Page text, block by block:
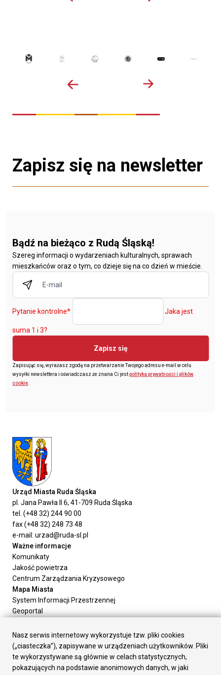
Zapisz się na newsletter
Bądź na bieżąco z Rudą Śląską!
Szereg informacji o wydarzeniach kulturalnych, sprawach
mieszkańców oraz o tym, co dzieje się na co dzień w mieście.
Pytanie kontrolne* Jaka jest
suma 1 i 3?
Zapisz się
Zapisując się, wyrażasz zgodę na przetwarzanie Twojego adresu e-mail w celu
wysyłki newslettera i oświadczasz że znana Ci jestpolityka prywatności i plików
cookie
Urząd Miasta Ruda Śląska
pl. Jana Pawła II 6, 41-709 Ruda Śląska
tel. (+48 32) 244 90 00
fax (+48 32) 248 73 48
e-mail: urzad@ruda-sl.pl
Ważne informacje
Komunikaty
Jakość powietrza
Centrum Zarządzania Kryzysowego
Mapa Miasta
System Informacji Przestrzennej
Geoportal
Załatw sprawę
Prezydent Miasta
Rada Miasta
Wydziały
Nasz serwis internetowy wykorzystuje tzw. pliki cookies
(„ciasteczka”), zapisywane w urządzeniach użytkowników. Pliki
te wykorzystywane są głównie w celach statystycznych,
pokazujących na podstawie anonimowych danych, w jaki